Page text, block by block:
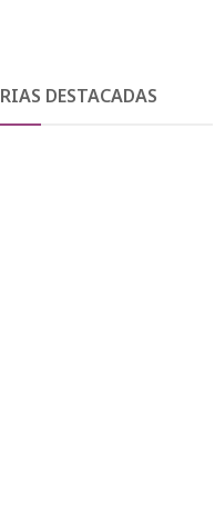
DESTACADAS